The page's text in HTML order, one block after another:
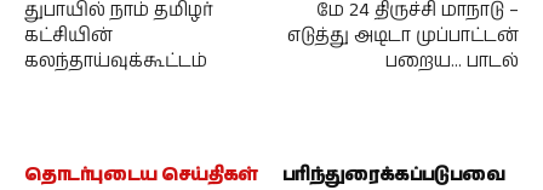
துபாயில் நாம் தமிழர்
கட்சியின்
கலந்தாய்வுக்கூட்டம்
மே 24 திருச்சி மாநாடு –
எடுத்து அடிடா முப்பாட்டன்
பறைய… பாடல்
தொடர்புடைய செய்திகள் பரிந்துரைக்கப்படுபவை